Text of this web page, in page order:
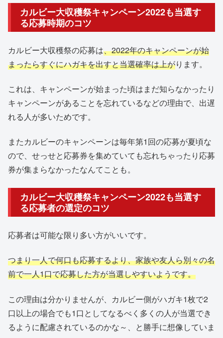
カルビー大収穫祭キャンペーン2022も当選す
る応募時期のコツ
カルビー大収穫祭の応募は、2022年のキャンペーンが始
まったらすぐにハガキを出すと当選確率は上がります。
これは、キャンペーンが始まった頃はまだ知らなかったり
キャンペーンがあることを忘れているなどの理由で、出遅
れる人が多いためです。
またカルビーのキャンペーンは毎年第1回の応募が夏頃な
ので、せっせと応募券を集めていても忘れちゃったり応募
券が集まらなかったなんてことも。
カルビー大収穫祭キャンペーン2022も当選す
る応募者の選定のコツ
応募者は可能な限り多い方がいいです。
つまり一人で何口も応募するより、家族や友人ら別々の名
前で一人1口で応募した方が当選しやすいようです。
この理由は分かりませんが、カルビー側がハガキ1枚で2
口以上の場合でも1口としてなるべく多くの人が当選でき
るように配慮されているのかな～、と勝手に想像していま